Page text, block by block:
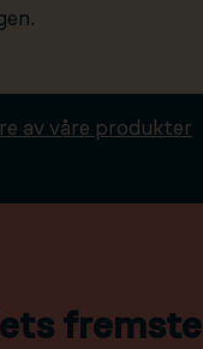
av våre produkter
fremste